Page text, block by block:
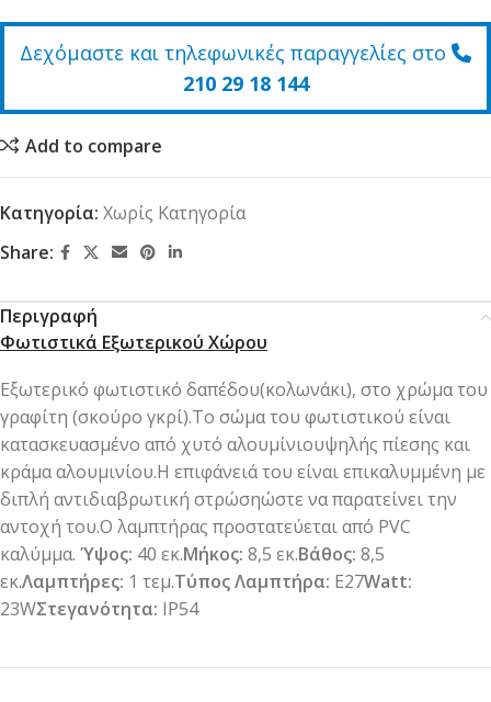
Δεχόμαστε και τηλεφωνικές παραγγελίες στο
210 29 18 144
Add to compare
Κατηγορία: Χωρίς Κατηγορία
Share:
Περιγραφή
Φωτιστικά Εξωτερικού Χώρου
Εξωτερικό φωτιστικό δαπέδου(κολωνάκι), στο χρώμα του
γραφίτη (σκούρο γκρί).Το σώμα του φωτιστικού είναι
κατασκευασμένο από χυτό αλουμίνιουψηλής πίεσης και
κράμα αλουμινίου.Η επιφάνειά του είναι επικαλυμμένη με
διπλή αντιδιαβρωτική στρώσηώστε να παρατείνει την
αντοχή του.Ο λαμπτήρας προστατεύεται από PVC
καλύμμα. Ύψος: 40 εκ.Μήκος: 8,5 εκ.Βάθος: 8,5
εκ.Λαμπτήρες: 1 τεμ.Τύπος Λαμπτήρα: E27Watt:
23WΣτεγανότητα: IP54